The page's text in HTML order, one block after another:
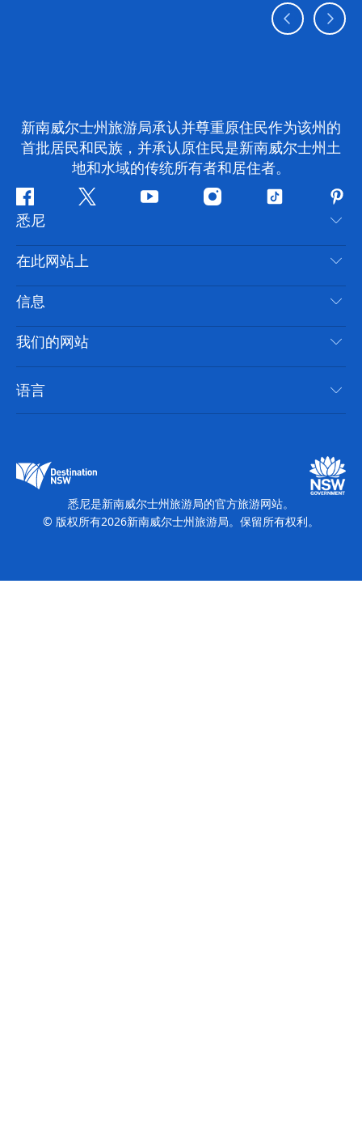
新南威尔士州旅游局承认并尊重原住民作为该州的
首批居民和民族，并承认原住民是新南威尔士州土
地和水域的传统所有者和居住者。
Facebook叽
喳
喳
YouTube Instagram抖
悉尼
联系我们
免责声明
隐私
Cookie 通知
在此网站上
目的地
推荐活动
新南威尔士州公路旅行
活动
住宿
信息
旅行信息
无障碍悉尼
列出您的业务
我们的网站
新南威尔士州旅游局媒体中心
缤纷悉尼灯光音乐节
语言
悉尼是新南威尔士州旅游局的官方旅游网站。
© 版权所有2026新南威尔士州旅游局。保留所有权利。